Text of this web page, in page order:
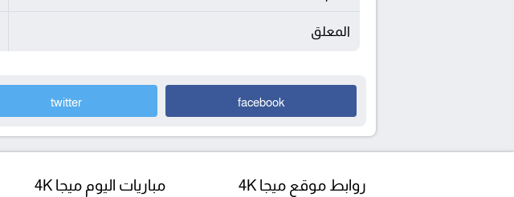
المعلق
facebook
twitter
روابط موقع ميجا 4K مباريات اليوم ميجا 4K